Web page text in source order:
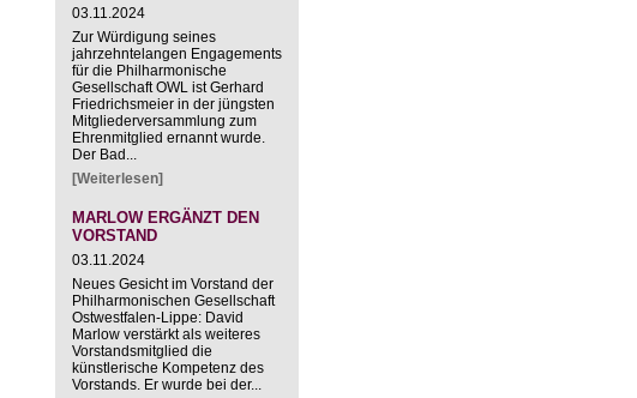
03.11.2024
Zur Würdigung seines
jahrzehntelangen Engagements
für die Philharmonische
Gesellschaft OWL ist Gerhard
Friedrichsmeier in der jüngsten
Mitgliederversammlung zum
Ehrenmitglied ernannt wurde.
Der Bad...
[Weiterlesen]
MARLOW ERGÄNZT DEN
VORSTAND
03.11.2024
Neues Gesicht im Vorstand der
Philharmonischen Gesellschaft
Ostwestfalen-Lippe: David
Marlow verstärkt als weiteres
Vorstandsmitglied die
künstlerische Kompetenz des
Vorstands. Er wurde bei der...